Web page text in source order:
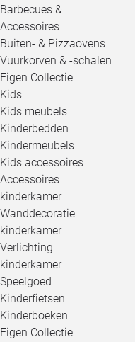
Barbecues &
Accessoires
Buiten- & Pizzaovens
Vuurkorven & -schalen
Eigen Collectie
Kids
Kids meubels
Kinderbedden
Kindermeubels
Kids accessoires
Accessoires
kinderkamer
Wanddecoratie
kinderkamer
Verlichting
kinderkamer
Speelgoed
Kinderfietsen
Kinderboeken
Eigen Collectie